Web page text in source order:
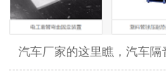
汽车厂家的这里瞧，汽车隔音密封条的